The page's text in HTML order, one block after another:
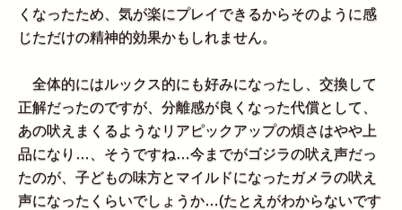
くなったため、気が楽にプレイできるからそのように感
じただけの精神的効果かもしれません。
全体的にはルックス的にも好みになったし、交換して
正解だったのですが、分離感が良くなった代償として、
あの吠えまくるようなリアピックアップの煩さはやや上
品になり…、そうですね…今までがゴジラの吠え声だっ
たのが、子どもの味方とマイルドになったガメラの吠え
声になったくらいでしょうか…(たとえがわからないです